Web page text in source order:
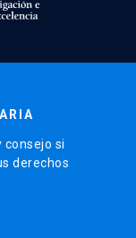
si
derechos